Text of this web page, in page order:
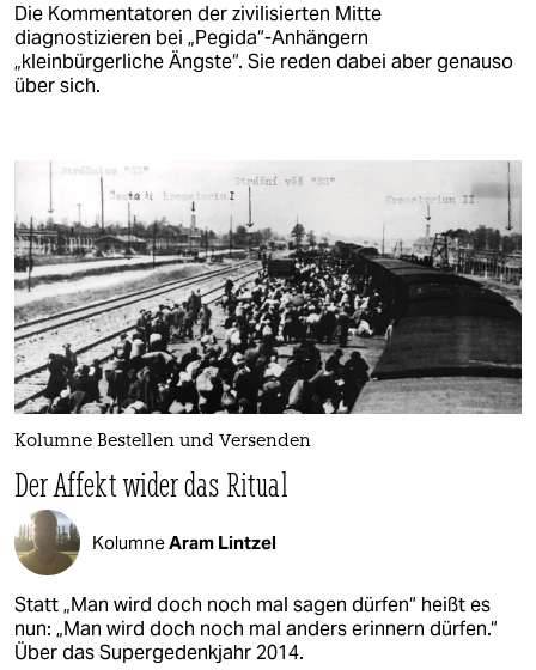
Die Kommentatoren der zivilisierten Mitte
diagnostizieren bei „Pegida“-Anhängern
„kleinbürgerliche Ängste“. Sie reden dabei aber genauso
über sich.
Kolumne Bestellen und Versenden
Der Affekt wider das Ritual
KolumneAram Lintzel
Statt „Man wird doch noch mal sagen dürfen“ heißt es
nun: „Man wird doch noch mal anders erinnern dürfen.“
Über das Supergedenkjahr 2014.